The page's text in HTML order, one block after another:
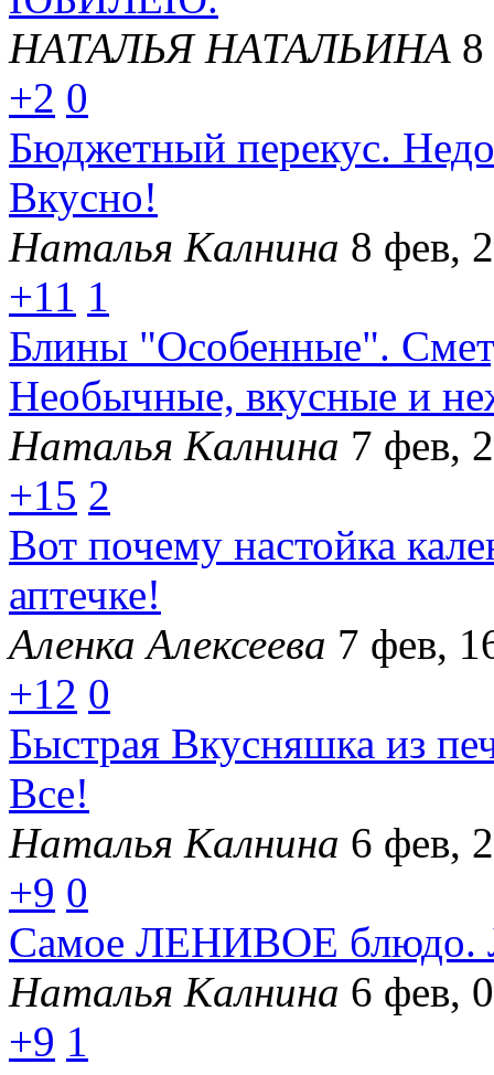
НАТАЛЬЯ НАТАЛЬИНА
+2 0
Бюджетный перекус.
Вкусно!
Наталья Калнина 8 фев,
+11 1
Блины "Особенные".
Необычные, вкусные и
Наталья Калнина 7 фев,
+15 2
Вот почему настойка
аптечке!
Аленка Алексеева 7 фев,
+12 0
Быстрая Вкусняшка из
Все!
Наталья Калнина 6 фев,
+9 0
Самое ЛЕНИВОЕ блюдо.
Наталья Калнина 6 фев,
+9 1